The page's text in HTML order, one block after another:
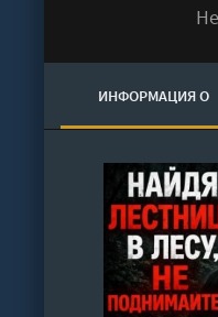
ИНФОРМАЦИЯ О
АУДИОКНИГЕ